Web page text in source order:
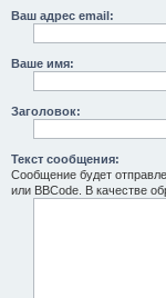
Ваш адрес email:
Ваше имя:
Заголовок:
Текст сообщения:
Сообщение будет
или BBCode. В качестве